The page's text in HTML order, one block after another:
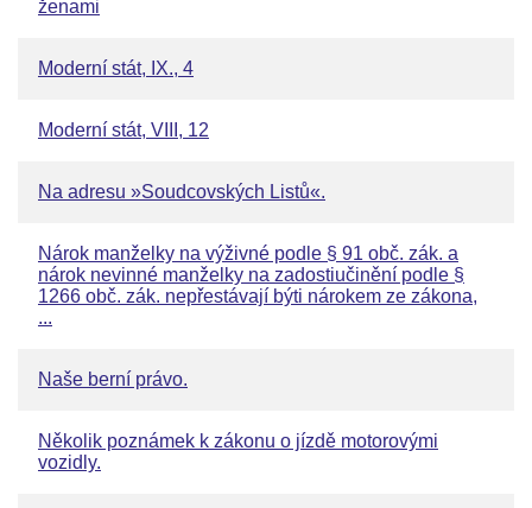
ženami
Moderní stát, IX., 4
Moderní stát, VIII, 12
Na adresu »Soudcovských Listů«.
Nárok manželky na výživné podle § 91 obč. zák. a
nárok nevinné manželky na zadostiučinění podle §
1266 obč. zák. nepřestávají býti nárokem ze zákona,
...
Naše berní právo.
Několik poznámek k zákonu o jízdě motorovými
vozidly.